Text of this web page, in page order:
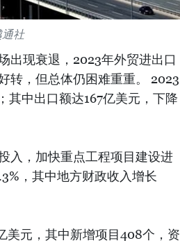
社
出现衰退，2023年外贸进出口
转，但总体仍困难重重。 2023
其中出口额达167亿美元，下降
入，加快重点工程项目建设进
，其中地方财政收入增长
美元，其中新增项目408个，资